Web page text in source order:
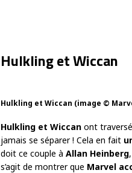
Hulkling et Wiccan
Hulkling et Wiccan (image ©
Hulkling et Wiccan ont
jamais se séparer ! Cela en fait
doit ce couple à Allan Heinberg
s’agit de montrer que Marvel